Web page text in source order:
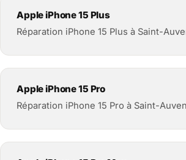
Apple iPhone 15 Plus
Réparation iPhone 15 Plus à Saint-
Apple iPhone 15 Pro
Réparation iPhone 15 Pro à Saint-